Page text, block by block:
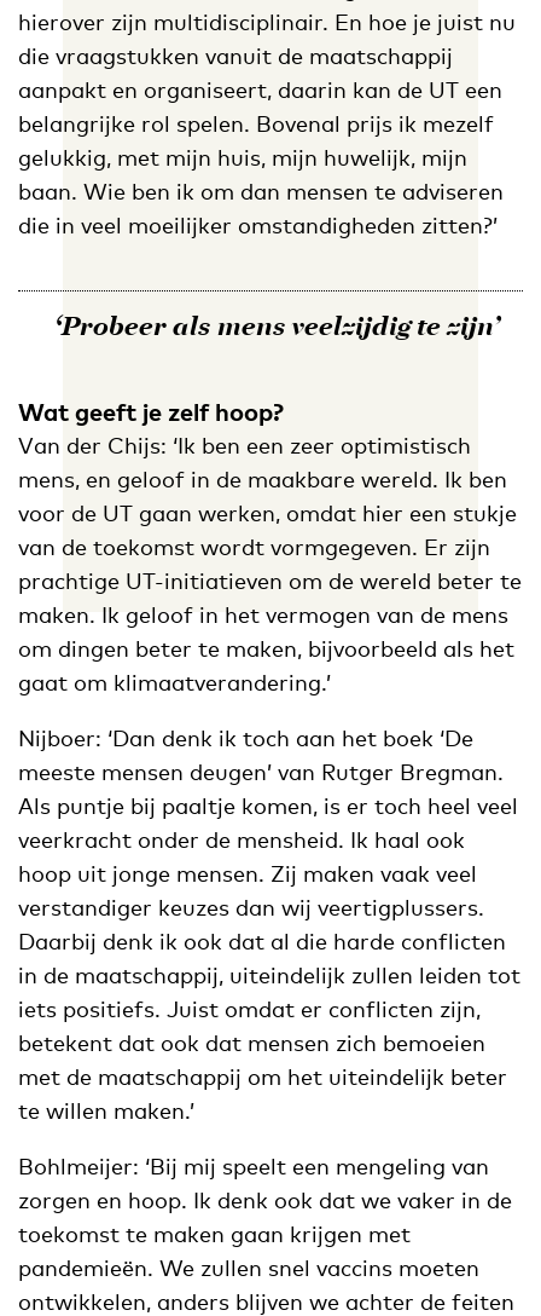
hierover zijn multidisciplinair. En hoe je juist nu
die vraagstukken vanuit de maatschappij
aanpakt en organiseert, daarin kan de UT een
belangrijke rol spelen. Bovenal prijs ik mezelf
gelukkig, met mijn huis, mijn huwelijk, mijn
baan. Wie ben ik om dan mensen te adviseren
die in veel moeilijker omstandigheden zitten?’
‘Probeer als mens veelzijdig te zijn’
Wat geeft je zelf hoop?
Van der Chijs: ‘Ik ben een zeer optimistisch
mens, en geloof in de maakbare wereld. Ik ben
voor de UT gaan werken, omdat hier een stukje
van de toekomst wordt vormgegeven. Er zijn
prachtige UT-initiatieven om de wereld beter te
maken. Ik geloof in het vermogen van de mens
om dingen beter te maken, bijvoorbeeld als het
gaat om klimaatverandering.’
Nijboer: ‘Dan denk ik toch aan het boek ‘De
meeste mensen deugen’ van Rutger Bregman.
Als puntje bij paaltje komen, is er toch heel veel
veerkracht onder de mensheid. Ik haal ook
hoop uit jonge mensen. Zij maken vaak veel
verstandiger keuzes dan wij veertigplussers.
Daarbij denk ik ook dat al die harde conflicten
in de maatschappij, uiteindelijk zullen leiden tot
iets positiefs. Juist omdat er conflicten zijn,
betekent dat ook dat mensen zich bemoeien
met de maatschappij om het uiteindelijk beter
te willen maken.’
Bohlmeijer: ‘Bij mij speelt een mengeling van
zorgen en hoop. Ik denk ook dat we vaker in de
toekomst te maken gaan krijgen met
pandemieën. We zullen snel vaccins moeten
ontwikkelen, anders blijven we achter de feiten